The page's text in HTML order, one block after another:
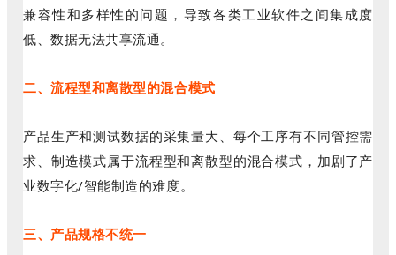
兼容性和多样性的问题，导致各类工业软件之间集成度
低、数据无法共享流通。
二、流程型和离散型的混合模式
产品生产和测试数据的采集量大、每个工序有不同管控需
求、制造模式属于流程型和离散型的混合模式，加剧了产
业数字化/智能制造的难度。
三、产品规格不统一